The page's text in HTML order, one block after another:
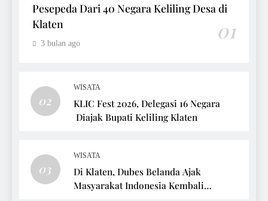
Pesepeda Dari 40 Negara Keliling Desa di
Klaten
01
3 bulan ago
02
WISATA
KLIC Fest 2026, Delegasi 16 Negara
Diajak Bupati Keliling Klaten
03
WISATA
Di Klaten, Dubes Belanda Ajak
Masyarakat Indonesia Kembali